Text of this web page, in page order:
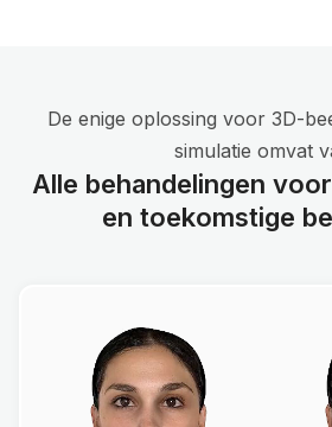
De enige oplossing voor 3D-
simulatie omvat
Alle behandelingen
en toekomstige